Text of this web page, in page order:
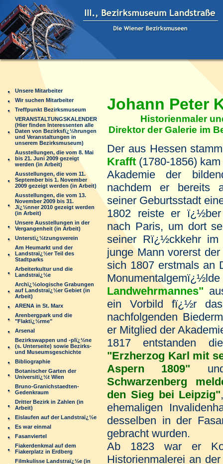
Unsere Mitarbeiter
Wir suchen Mitarbeiter
Treffpunkt Bezirksmuseum
VERANSTALTUNGSKALENDER
(Hier finden Interessenten alle
Daten von Bezirksfï¿½hrungen
und Veranstaltungen in
unserem Bezirksmuseum)
Ausstellungen, die vom 8. Mai
bis 21. Juni 2009 gezeigt
werden (in Arbeit)
Ausstellungen, die vom 11.
September bis 1. November
2009 gezeigt werden (in Arbeit)
Ausstellungen, die vom 13.
November 2009 bis 31.
Jï¿½nner 2010 gezeigt werden
(in Arbeit)
Unsere Ausstellungen in der
Vergangenheit (in Arbeit)
Unterstï¿½tzungsverein
Am Heumarkt und der
Landstraï¿½er Teil des
Stadtparks
Arbeiterkultur und die
Landstraï¿½e
Archï¿½ologische Grabungen
auf Landstraï¿½er Gebiet (in
Arbeit)
ARENA in St. Marx
Arenbergpark und die
"Flaktï¿½rme"
Arsenal
Bezirkswappen und -plï¿½ne
(s. Unterseite) sowie Bezirks-
und Museumsgeschichte
Bibliographie
Botanischer Garten der
Universitï¿½t Wien
Bruno-Granichstaedten-
Gedenkraum
Dritter Bezirk in Zahlen (in
Arbeit)
Eislaufen auf der Landstraï¿½e
Es war einmal
Fasanviertel
Fiakerdenkmal auf dem
Fiakerplatz in Erdberg
Filmkulisse Landstraï¿½e (in
Johann Peter
Historienmaler
Direktor der Galerie im
Der aus Hessen
Krafft (1780-1856)
Akademie der
nachdem er bereits
seiner Geburtsstadt
1802 reiste er
nach Paris, um dort
seiner Rï¿½ckkehr
junge Mann vorerst
sich 1807 erstmals an
Monumentalgemï¿½lde
Landwehrmannes"
ein Vorbild fï¿½r
nachfolgenden
er Mitglied der
1817
entstanden
"Erzherzog Karl mit
Aspern 1809"
Schwarzenberg
den Sieg bei Leipzig"
ehemaligen
desselben in der
gebracht wurden.
Ab 1823 war er
Historienmalerei an